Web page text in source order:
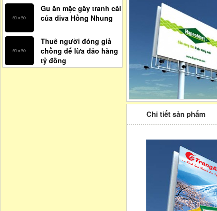
Gu ăn mặc gây tranh cãi
của diva Hồng Nhung
Thuê người đóng giả
chồng để lừa đảo hàng
tỷ đồng
Chi tiết sản phẩm